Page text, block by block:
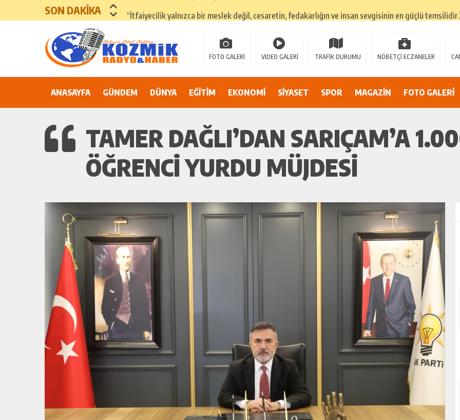
SON DAKİKA
“İtfaiyecilik yalnızca bir meslek değil, cesaretin, fedakarlığın ve insan sevgisinin en güçlü
81 İLDE ORTAK ÇAĞRI: “EŞİT VE ADİL BİR YARGI SİSTEMİ İSTİYORUZ”
Adana’nın Göbeğinde Güvenlik Alarmı: İnönü Parkı Sahipsiz mi?
FOTO GALERİ VIDEO GALERİ TRAFİK DURUMU NÖBETÇİ ECZANELER
ANASAYFA GÜNDEM DÜNYA EĞİTİM EKONOMİ SİYASET SPOR MAGAZİN FOTO GALERİ
TAMER DAĞLI’DAN SARIÇAM’A
ÖĞRENCI YURDU MÜJDESI